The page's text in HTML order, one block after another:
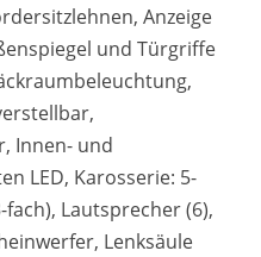
Anzeige
und Türgriffe
Innen- und
LED, Karosserie: 5-
Lautsprecher (6),
Lenksäule